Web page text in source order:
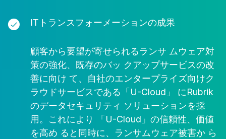
ITトランスフォーメーションの成果
顧客から要望が寄せられるランサ ムウェア対
策の強化、既存のバッ クアップサービスの改
善に向け て、自社のエンタープライズ向けク
ラウドサービスである「U-Cloud」 にRubrik
のデータセキュリティ ソリューションを採
用。これにより 「U-Cloud」の信頼性、価値
を高め ると同時に、ランサムウェア被害か ら